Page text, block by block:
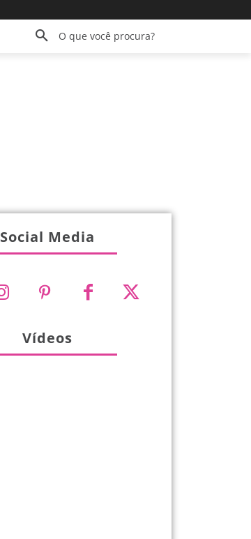
O que você procura?
Social Media
Vídeos